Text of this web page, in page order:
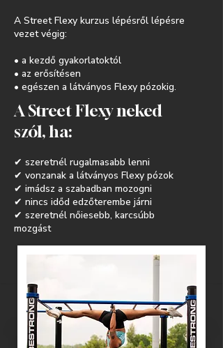
A Street Flexy kurzus lépésről lépésre
vezet végig:
• a kezdő gyakorlatoktól
• az erősítésen
• egészen a látványos Flexy pózokig.
A Street Flexy neked
szól, ha:
✔ szeretnél rugalmasabb lenni
✔ vonzanak a látványos Flexy pózok
✔ imádsz a szabadban mozogni
✔ nincs időd edzőterembe járni
✔ szeretnél nőiesebb, karcsúbb
mozgást